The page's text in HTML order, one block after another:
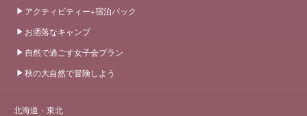
アクティビティー+宿泊パック
お洒落なキャンプ
自然で過ごす女子会プラン
秋の大自然で冒険しよう
北海道・東北